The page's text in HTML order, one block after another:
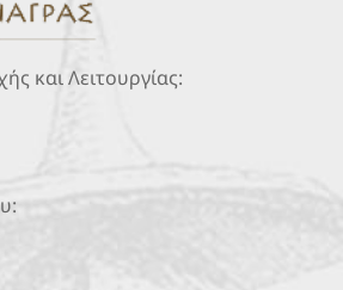
και Λειτουργίας: